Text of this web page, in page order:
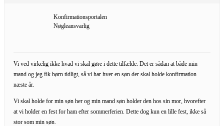
Konfirmationsportalen
Nøgleansvarlig
Vi ved virkelig ikke hvad vi skal gøre i dette tilfælde. Det er sådan at både min
mand og jeg fik børn tidligt, så vi har hver en søn der skal holde konfirmation
næste år.
Vi skal holde for min søn her og min mand søn holder den hos sin mor, hvorefter
at vi holder en fest for ham efter sommerferien. Dette dog kun en lille fest, ikke så
stor som min søn.